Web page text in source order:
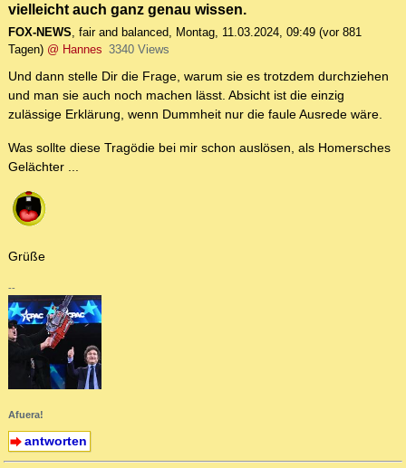
vielleicht auch ganz genau wissen.
FOX-NEWS, fair and balanced, Montag, 11.03.2024, 09:49 (vor 881
Tagen) @ Hannes 3340 Views
Und dann stelle Dir die Frage, warum sie es trotzdem durchziehen
und man sie auch noch machen lässt. Absicht ist die einzig
zulässige Erklärung, wenn Dummheit nur die faule Ausrede wäre.
Was sollte diese Tragödie bei mir schon auslösen, als Homersches
Gelächter ...
Grüße
--
Afuera!
antworten